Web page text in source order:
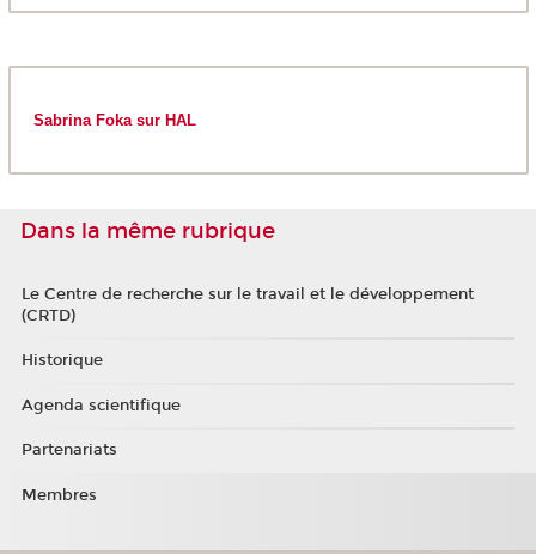
Sabrina Foka sur HAL
Dans la même rubrique
Le Centre de recherche sur le travail et le développement
(CRTD)
Historique
Agenda scientifique
Partenariats
Membres